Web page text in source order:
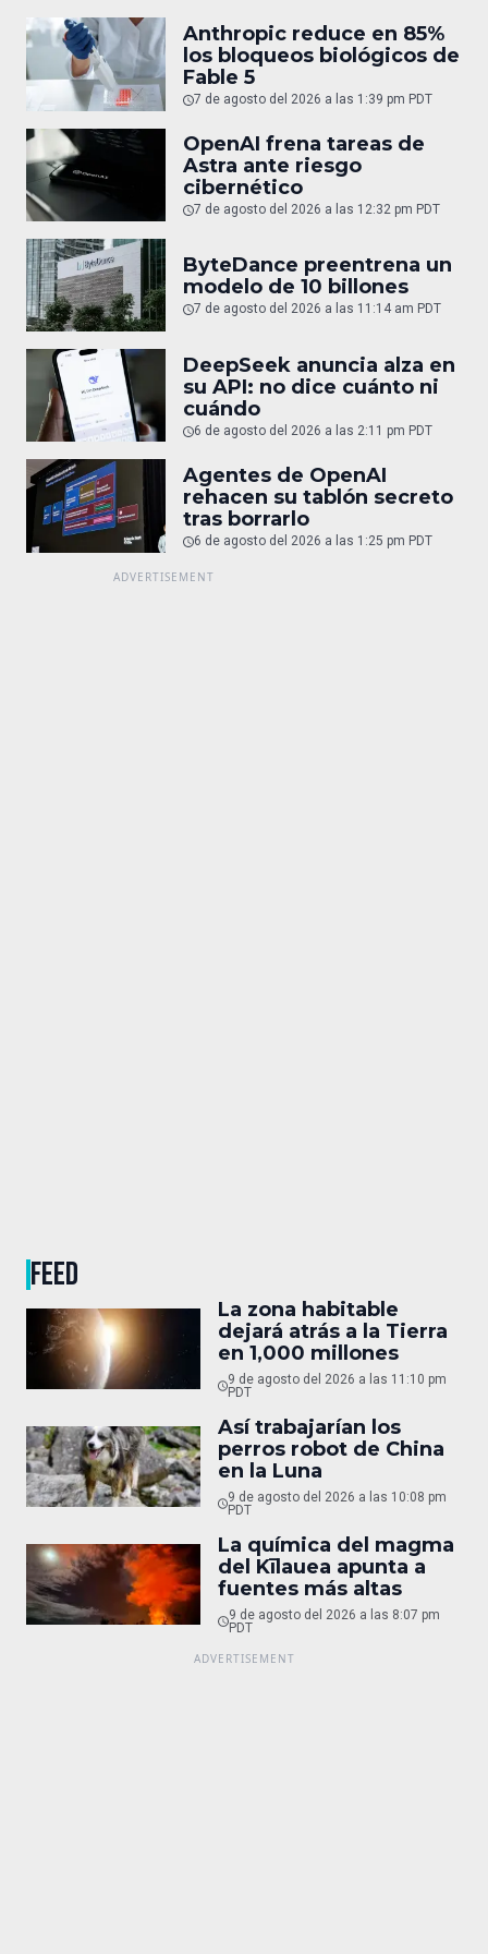
Anthropic reduce en 85%
los bloqueos biológicos de
Fable 5
7 de agosto del 2026 a las 1:39 pm PDT
OpenAI frena tareas de
Astra ante riesgo
cibernético
7 de agosto del 2026 a las 12:32 pm PDT
ByteDance preentrena un
modelo de 10 billones
7 de agosto del 2026 a las 11:14 am PDT
DeepSeek anuncia alza en
su API: no dice cuánto ni
cuándo
6 de agosto del 2026 a las 2:11 pm PDT
Agentes de OpenAI
rehacen su tablón secreto
tras borrarlo
6 de agosto del 2026 a las 1:25 pm PDT
FEED
La zona habitable
dejará atrás a la Tierra
en 1,000 millones
9 de agosto del 2026 a las 11:10 pm
PDT
Así trabajarían los
perros robot de China
en la Luna
9 de agosto del 2026 a las 10:08 pm
PDT
La química del magma
del Kīlauea apunta a
fuentes más altas
9 de agosto del 2026 a las 8:07 pm
PDT